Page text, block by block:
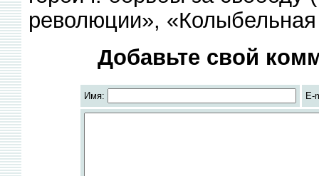
революции»,
Добавьте свой
Имя: E-